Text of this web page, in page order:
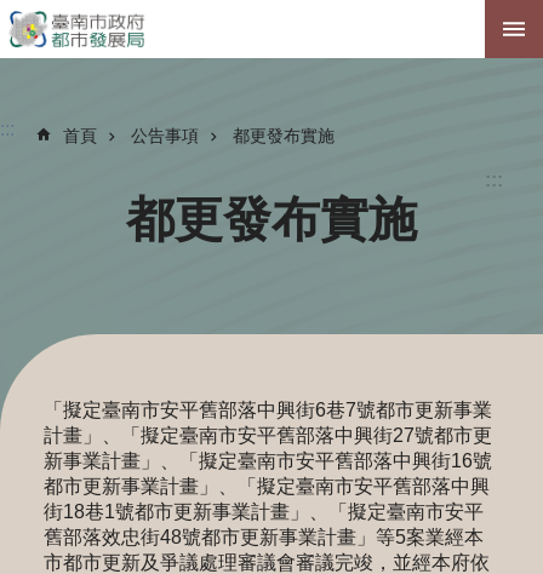
跳到主要內容區塊
:::
::: 首頁 公告事項 都更發布實施
都更發布實施
「擬定臺南市安平舊部落中興街6巷7號都市更新事業
計畫」、「擬定臺南市安平舊部落中興街27號都市更
新事業計畫」、「擬定臺南市安平舊部落中興街16號
都市更新事業計畫」、「擬定臺南市安平舊部落中興
街18巷1號都市更新事業計畫」、「擬定臺南市安平
舊部落效忠街48號都市更新事業計畫」等5案業經本
市都市更新及爭議處理審議會審議完竣，並經本府依